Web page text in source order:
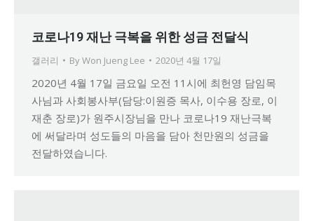
코로나19 재난 극복을 위한 성금 전달식
갤러리 ByWon Jueng Lee 2020년 4월 17일
2020년 4월 17일 금요일 오전 11시에 최헌영 담임목
사님과 사회봉사부(담당:이원증 목사, 이수용 장로, 이
재춘 장로)가 원주시장님을 만나 코로나19 재난극복
에 써달라며 성도들의 마음을 담아 천만원의 성금을
전달하였습니다.